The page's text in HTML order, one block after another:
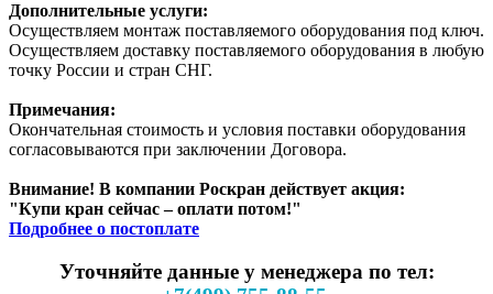
Дополнительные услуги:
Осуществляем монтаж поставляемого оборудования под ключ.
Осуществляем доставку поставляемого оборудования в любую
точку России и стран СНГ.
Примечания:
Окончательная стоимость и условия поставки оборудования
согласовываются при заключении Договора.
Внимание! В компании Роскран действует акция:
"Купи кран сейчас – оплати потом!"
Подробнее о постоплате
Уточняйте данные у менеджера по тел: